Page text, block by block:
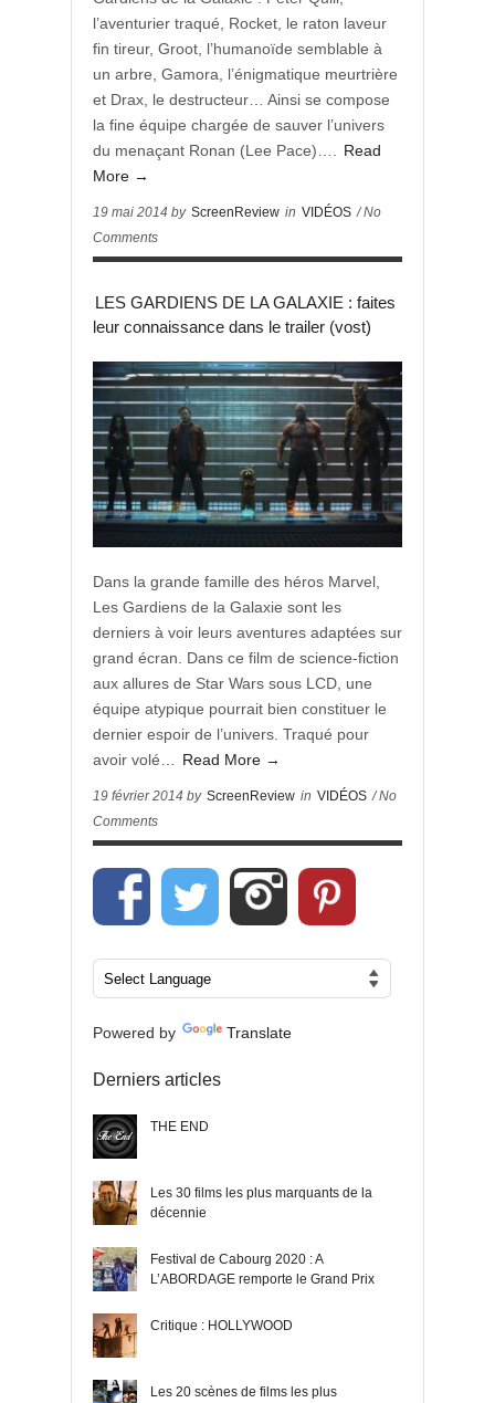
l’aventurier traqué, Rocket, le raton laveur
fin tireur, Groot, l’humanoïde semblable à
un arbre, Gamora, l’énigmatique meurtrière
et Drax, le destructeur… Ainsi se compose
la fine équipe chargée de sauver l’univers
du menaçant Ronan (Lee Pace)….
Read
More →
19 mai 2014 by ScreenReview in VIDÉOS / No
Comments
LES GARDIENS DE LA GALAXIE : faites
leur connaissance dans le trailer (vost)
Dans la grande famille des héros Marvel,
Les Gardiens de la Galaxie sont les
derniers à voir leurs aventures adaptées sur
grand écran. Dans ce film de science-fiction
aux allures de Star Wars sous LCD, une
équipe atypique pourrait bien constituer le
dernier espoir de l’univers. Traqué pour
avoir volé…
Read More →
19 février 2014 by ScreenReview in VIDÉOS / No
Comments
Powered by Translate
Derniers articles
THE END
Les 30 films les plus marquants de la
décennie
Festival de Cabourg 2020 : A
L’ABORDAGE remporte le Grand Prix
Critique : HOLLYWOOD
Les 20 scènes de films les plus